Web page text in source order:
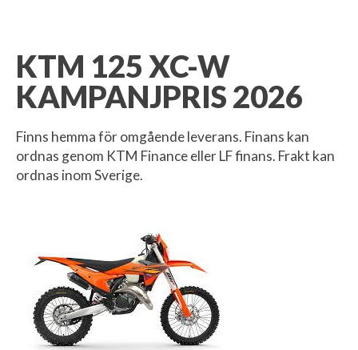
KTM 125 XC-W
KAMPANJPRIS 2026
Finns hemma för omgående leverans. Finans kan
ordnas genom KTM Finance eller LF finans. Frakt kan
ordnas inom Sverige.